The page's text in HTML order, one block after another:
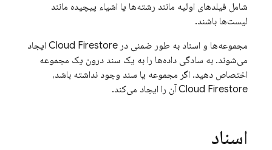
شامل فیلدهای اولیه مانند رشته‌ها یا اشیاء پیچیده مانند
لیست‌ها باشند.
مجموعه‌ها و اسناد به طور ضمنی در Cloud Firestore ایجاد
می‌شوند. به سادگی داده‌ها را به یک سند درون یک مجموعه
اختصاص دهید. اگر مجموعه یا سند وجود نداشته باشد،
Cloud Firestore آن را ایجاد می‌کند.
اسناد